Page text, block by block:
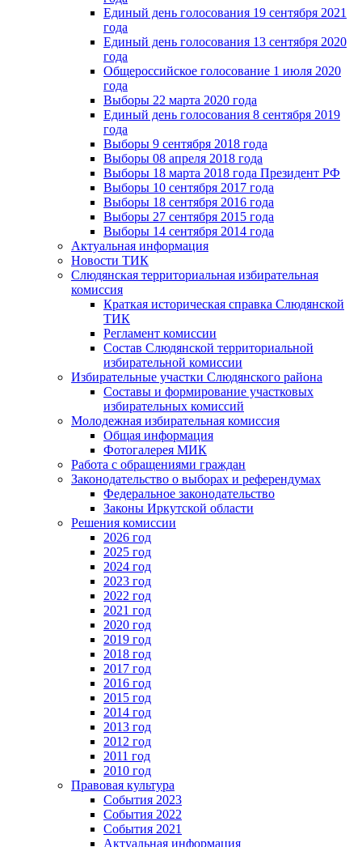
Единый день голосования 19 сентября 2021
года
Единый день голосования 13 сентября 2020
года
Общероссийское голосование 1 июля 2020
года
Выборы 22 марта 2020 года
Единый день голосования 8 сентября 2019
года
Выборы 9 сентября 2018 года
Выборы 08 апреля 2018 года
Выборы 18 марта 2018 года Президент РФ
Выборы 10 сентября 2017 года
Выборы 18 сентября 2016 года
Выборы 27 сентября 2015 года
Выборы 14 сентября 2014 года
Актуальная информация
Новости ТИК
Слюдянская территориальная избирательная
комиссия
Краткая историческая справка Слюдянской
ТИК
Регламент комиссии
Состав Слюдянской территориальной
избирательной комиссии
Избирательные участки Слюдянского района
Составы и формирование участковых
избирательных комиссий
Молодежная избирательная комиссия
Общая информация
Фотогалерея МИК
Работа с обращениями граждан
Законодательство о выборах и референдумах
Федеральное законодательство
Законы Иркутской области
Решения комиссии
2026 год
2025 год
2024 год
2023 год
2022 год
2021 год
2020 год
2019 год
2018 год
2017 год
2016 год
2015 год
2014 год
2013 год
2012 год
2011 год
2010 год
Правовая культура
События 2023
События 2022
События 2021
Актуальная информация